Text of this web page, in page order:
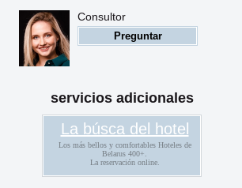
Bielorrusia para ciudadanos
extranjeros
Consultor
Preguntar
servicios adicionales
La búsca del hotel
Los más bellos y comfortables Hoteles de
Belarus 400+.
La reservación online.